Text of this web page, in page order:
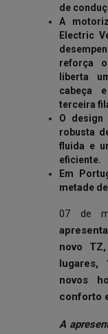
de
A
Electric
reforça
liberta
cabeça
terceira
O design
robusta
fluida e
eficiente.
Em
metade
07 de
novo
lugares,
novos
conforto
A